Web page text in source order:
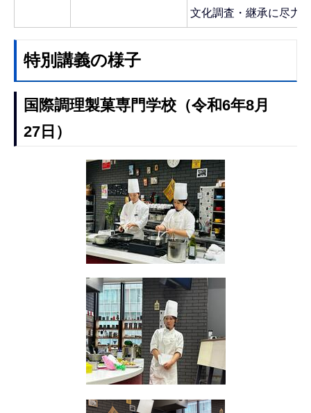
文化調査・継承に尽力
特別講義の様子
国際調理製菓専門学校（令和6年8月
27日）